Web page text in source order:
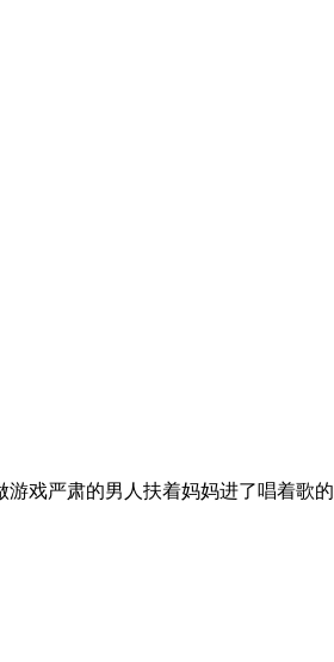
戏严肃的男人扶着妈妈进了唱着歌